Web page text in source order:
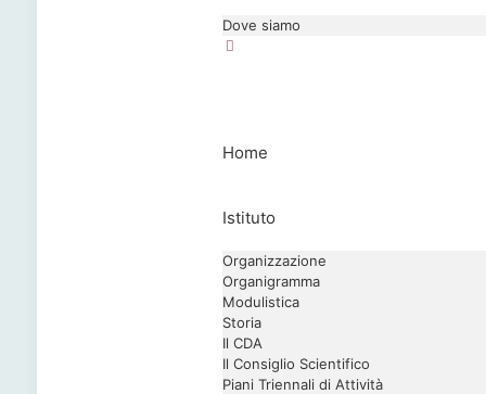
Dove siamo
Home
Istituto
Organizzazione
Organigramma
Modulistica
Storia
Il CDA
Il Consiglio Scientifico
Piani Triennali di Attività